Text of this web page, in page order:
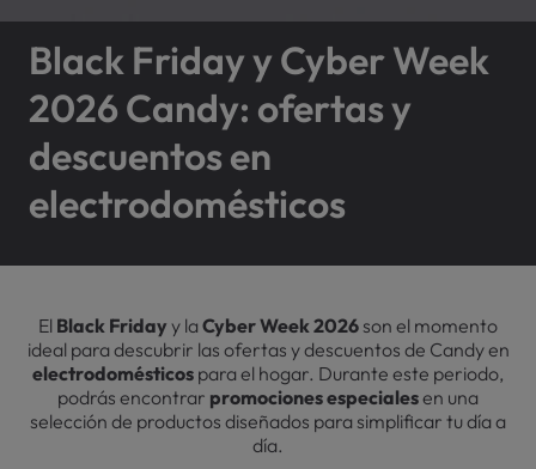
Black Friday y Cyber Week
2026 Candy: ofertas y
descuentos en
electrodomésticos
El Black Friday y la Cyber Week 2026 son el momento
ideal para descubrir las ofertas y descuentos de Candy en
electrodomésticos para el hogar. Durante este periodo,
podrás encontrar promociones especialesen una
selección de productos diseñados para simplificar tu día a
día.